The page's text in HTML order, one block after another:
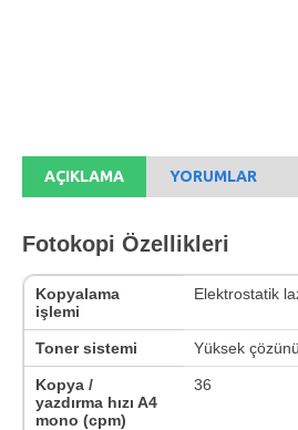
AÇIKLAMA YORUMLAR
Fotokopi Özellikleri
Kopyalama
işlemi
Elektrostatik
Toner sistemi Yüksek
Kopya /
yazdırma hızı A4
mono (cpm)
36